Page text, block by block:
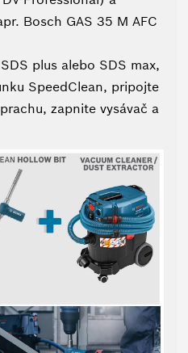
Bosch GAS 35 M AFC
plus alebo SDS max,
SpeedClean, pripojte
zapnite vysávač a